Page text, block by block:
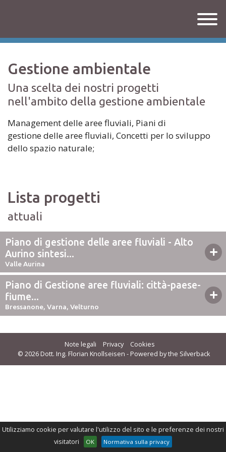
Gestione ambientale
Una scelta dei nostri progetti
nell'ambito della gestione ambientale
Management delle aree fluviali, Piani di
gestione delle aree fluviali, Concetti per lo sviluppo
dello spazio naturale;
Lista progetti
attuali
Piano di gestione delle aree fluviali - Alto
Aurino sintesi...
Valle Aurina
Bacini idrografici alpini adempiono varie funzioni
Piano di Gestione aree fluviali: città-paese-
fiume...
Bressanone, Varna, Velturno
Note legali Privacy
Cookies
© 2026 Dott. Ing. Florian Knollseisen - Powered by the Silverback
Utilizziamo cookie per valutare l'utilizzo del sito e le preferenze dei nostri
visitatori
OK Normativa sulla privacy